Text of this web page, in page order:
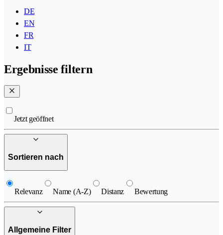
DE
EN
FR
IT
Ergebnisse filtern
Jetzt geöffnet
Sortieren nach
Relevanz Name (A-Z) Distanz Bewertung
Allgemeine Filter